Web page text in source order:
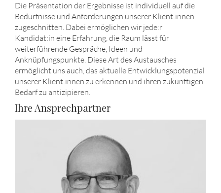
Die Präsentation der Ergebnisse ist individuell auf die
Bedürfnisse und Anforderungen unserer Klient:innen
zugeschnitten. Dabei ermöglichen wir jede:r
Kandidat:in eine Erfahrung, die Raum lässt für
weiterführende Gespräche, Ideen und
Anknüpfungspunkte. Diese Art des Austausches
ermöglicht uns auch, das aktuelle Entwicklungspotenzial
unserer Klient:innen zu erkennen und ihren zukünftigen
Bedarf zu antizipieren.
Ihre Ansprechpartner